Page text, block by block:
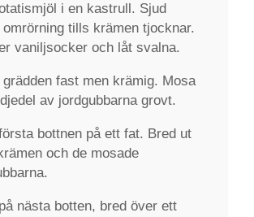
i en kastrull. Sjud
omrörning tills krämen tjocknar.
vaniljsocker och låt svalna.
fast men krämig. Mosa
av jordgubbarna grovt.
bottnen på ett fat. Bred ut
och de mosade
nästa botten, bred över ett